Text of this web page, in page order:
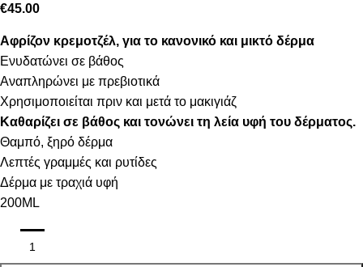
€45.00
Αφρίζον κρεμοτζέλ, για το κανονικό και μικτό δέρμα
Ενυδατώνει σε βάθος
Αναπληρώνει με πρεβιοτικά
Χρησιμοποιείται πριν και μετά το μακιγιάζ
Καθαρίζει σε βάθος και τονώνει τη λεία υφή του δέρματος.
Θαμπό, ξηρό δέρμα
Λεπτές γραμμές και ρυτίδες
Δέρμα με τραχιά υφή
200ML